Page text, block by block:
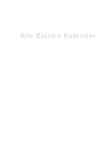
Alle Blanko Kalender